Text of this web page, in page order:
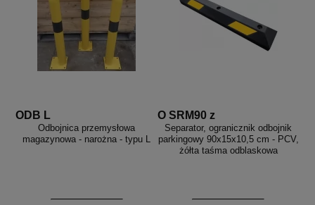
ODB L
Odbojnica przemysłowa
magazynowa - narożna - typu L
O SRM90 z
Separator, ogranicznik odbojnik
parkingowy 90x15x10,5 cm - PCV,
żółta taśma odblaskowa